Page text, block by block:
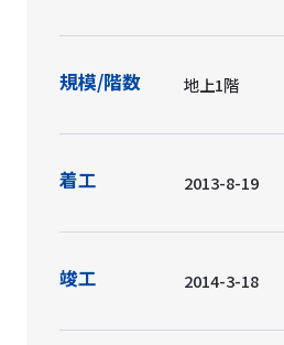
規模/階数 地上1階
着工 2013-8-19
竣工 2014-3-18